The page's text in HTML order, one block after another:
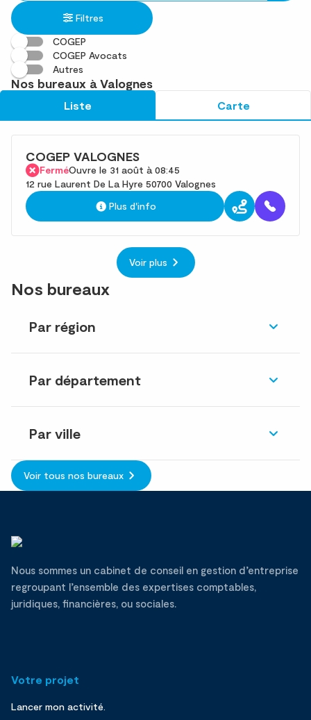
établissement
une
adresse
trouvé(s)
Filtres
COGEP
COGEP Avocats
Autres
Nos bureaux à Valognes
Liste Carte
COGEP VALOGNES
FerméOuvre le 31 août à 08:45
12 rue Laurent De La Hyre 50700 Valognes
Plus d'info
Voir plus
Nos bureaux
Par région
Par département
Par ville
Voir tous nos bureaux
Nous sommes un cabinet de conseil en gestion d’entreprise
regroupant l’ensemble des expertises comptables,
juridiques, financières, ou sociales.
Votre projet
Lancer mon activité.